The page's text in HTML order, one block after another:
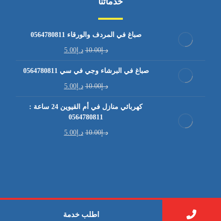
صباغ في المردف والورقاء 0564780811
د.إ10.00 د.إ5.00
صباغ في البرشاء وجي في سي 0564780811
د.إ10.00 د.إ5.00
كهربائي منازل في أم القيوين 24 ساعة :
0564780811
د.إ10.00 د.إ5.00
اطلب خدمة